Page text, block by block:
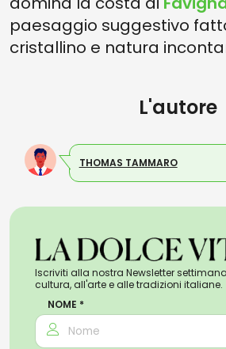
paesaggio suggestivo
cristallino e natura
L'autore
THOMAS TAMMARO
Iscriviti alla nostra Newsletter
cultura, all'arte e alle tradizioni italiane.
NOME *